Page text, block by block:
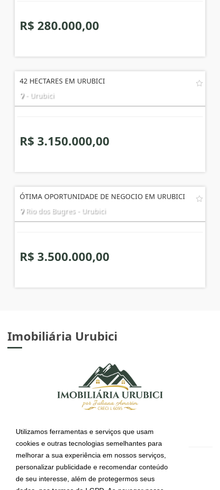
Utilizamos ferramentas e serviços que usam
cookies e outras tecnologias semelhantes para
melhorar a sua experiência em nossos serviços,
personalizar publicidade e recomendar conteúdo
de seu interesse, além de protegermos seus
R$ 280.000,00
42 HECTARES EM URUBICI
- Urubici
R$ 3.150.000,00
ÓTIMA OPORTUNIDADE DE NEGOCIO EM URUBICI
Rio dos Bugres - Urubici
R$ 3.500.000,00
Imobiliária Urubici
CRECI: J-6095
Informações de Contato